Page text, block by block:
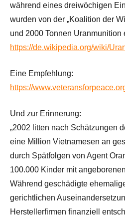
während eines dreiwöchigen
wurden von der „Koalition der
und 2000 Tonnen Uranmunition
https://de.wikipedia.org/wiki/
Eine Empfehlung:
https://
Und zur Erinnerung:
„2002 litten nach Schätzungen
eine Million Vietnamesen an
durch Spätfolgen von Agent
100.000 Kinder mit
Während geschädigte
gerichtlichen
Herstellerfirmen finanziell